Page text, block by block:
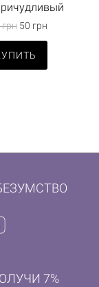
50 грн
7%